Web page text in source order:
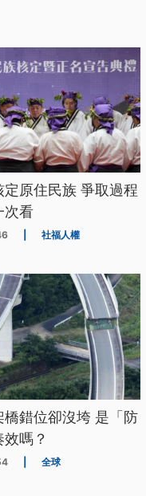
原住民族 爭取過程
次看
社福人權
橋錯位卻沒垮 是「防
嗎？
全球